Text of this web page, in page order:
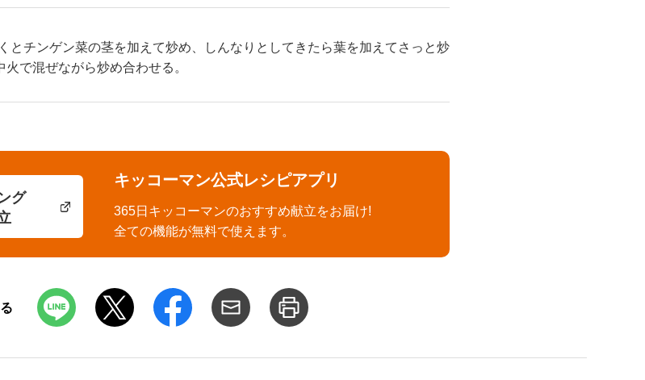
とチンゲン菜の茎を加えて炒め、しんなりとしてきたら葉を加えてさっと炒
で混ぜながら炒め合わせる。
グ
キッコーマン公式レシピアプリ
365日キッコーマンのおすすめ献立をお届け!
全ての機能が無料で使えます。